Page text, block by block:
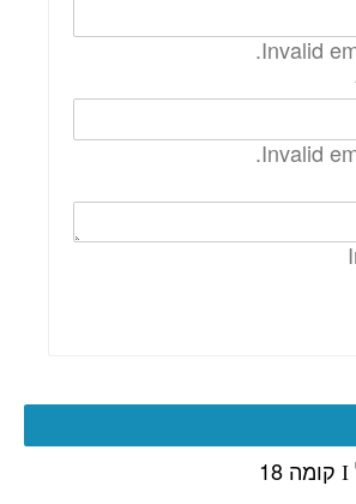
Invalid
Invalid
I קומה 18